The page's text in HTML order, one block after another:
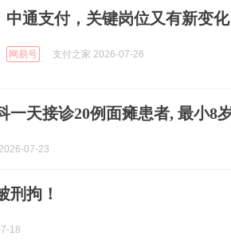
中通支付，关键岗位又有新变化
网易号 支付之家 2026-07-26
一天接诊20例面瘫患者, 最小8
07-23
刑拘！
18